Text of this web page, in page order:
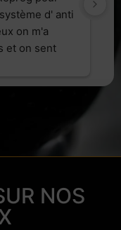
d' anti
on m'a
et on sent
NOS